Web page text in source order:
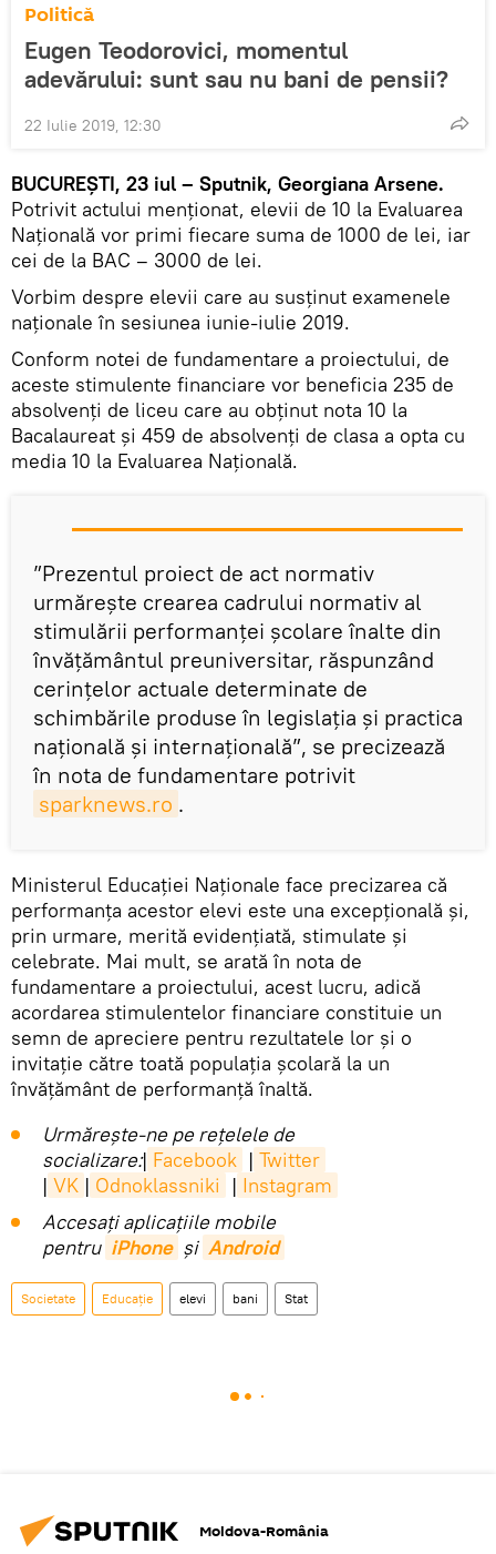
Politică
Eugen Teodorovici, momentul
adevărului: sunt sau nu bani de pensii?
22 Iulie 2019, 12:30
BUCUREȘTI, 23 iul – Sputnik, Georgiana Arsene.
Potrivit actului menționat, elevii de 10 la Evaluarea
Națională vor primi fiecare suma de 1000 de lei, iar
cei de la BAC – 3000 de lei.
Vorbim despre elevii care au susținut examenele
naționale în sesiunea iunie-iulie 2019.
Conform notei de fundamentare a proiectului, de
aceste stimulente financiare vor beneficia 235 de
absolvenți de liceu care au obținut nota 10 la
Bacalaureat și 459 de absolvenți de clasa a opta cu
media 10 la Evaluarea Națională.
”Prezentul proiect de act normativ
urmărește crearea cadrului normativ al
stimulării performanței școlare înalte din
învățământul preuniversitar, răspunzând
cerințelor actuale determinate de
schimbările produse în legislația și practica
națională și internațională”, se precizează
în nota de fundamentare potrivit
sparknews.ro .
Ministerul Educației Naționale face precizarea că
performanța acestor elevi este una excepțională și,
prin urmare, merită evidențiată, stimulate și
celebrate. Mai mult, se arată în nota de
fundamentare a proiectului, acest lucru, adică
acordarea stimulentelor financiare constituie un
semn de apreciere pentru rezultatele lor și o
invitație către toată populația școlară la un
învățământ de performanță înaltă.
Urmărește-ne pe rețelele de
socializare:| Facebook | Twitter
| VK | Odnoklassniki | Instagram
Accesaţi aplicaţiile mobile
pentru iPhone și Android
Societate Educație elevi bani Stat
Moldova-România